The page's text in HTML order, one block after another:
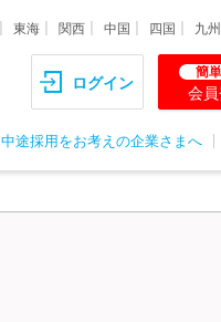
東海 関西 中国 四国 九州
ログイン
簡
会
中途採用をお考えの企業さまへ